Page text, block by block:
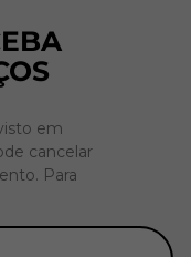
em
cancelar
Para